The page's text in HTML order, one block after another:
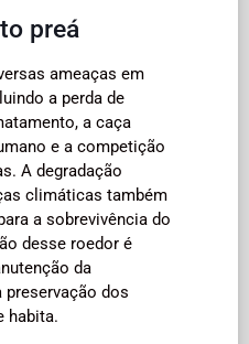
preá
ameaças em
a perda de
a caça
e a competição
A degradação
climáticas também
a sobrevivência do
desse roedor é
da
preservação dos
habita.